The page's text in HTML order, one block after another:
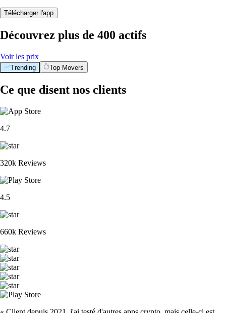
Télécharger l'app
Découvrez plus de 400 actifs
Voir les prix
Trending Top Movers
Ce que disent nos clients
4.7
320k Reviews
4.5
660k Reviews